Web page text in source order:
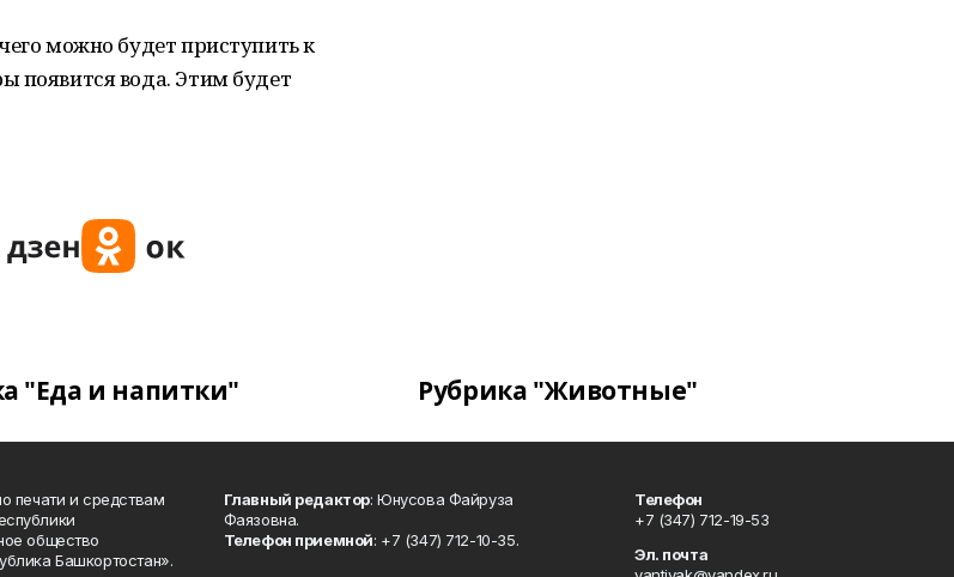
можно будет приступить к
появится вода. Этим будет
"Еда и напитки" Рубрика "Животные"
печати и средствам
общество
Башкортостан».
Главный редактор: Юнусова Файруза
Фаязовна.
Телефон приемной: +7 (347) 712-10-35.
Телефон
+7 (347) 712-19-53
Эл. почта